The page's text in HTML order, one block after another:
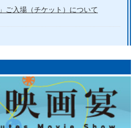
ご入場（チケット）について